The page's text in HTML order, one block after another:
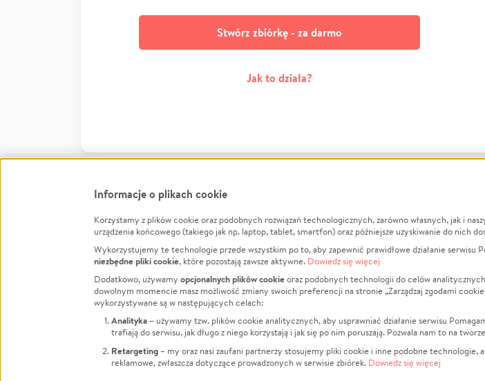
Stwórz zbiórkę - za darmo
Jak to działa?
FacebookTwitter Instagram
LinkedInTikTok Youtube
Informacje
Jak to działa?
Regulamin
Polityka Prywatności
Kontakt
Porównanie serwisów
Polityka plików cookie
O nas
Opinie
Raporty
Za darmo
Dla NGO
Fundacja
Informacje o plikach cookie
Korzystamy z plików cookie oraz podobnych rozwiązań technologicznych, zarówno własnych, jak i
urządzenia końcowego (takiego jak np. laptop, tablet, smartfon) oraz późniejsze uzyskiwanie do nich
Wykorzystujemy te technologie przede wszystkim po to, aby zapewnić prawidłowe działanie
niezbędne pliki cookie, które pozostają zawsze aktywne. Dowiedz się więcej
Dodatkowo, używamy opcjonalnych plików cookieoraz podobnych technologii do celów
dowolnym momencie masz możliwość zmiany swoich preferencji na stronie „Zarządzaj zgodami
wykorzystywane są w następujących celach:
Analityka – używamy tzw. plików cookie analitycznych, aby usprawniać działanie serwisu
trafiają do serwisu, jak długo z niego korzystają i jak się po nim poruszają. Pozwala nam to na
Retargeting – my oraz nasi zaufani partnerzy stosujemy pliki cookie i inne podobne
reklamowe, zwłaszcza dotyczące prowadzonych w serwisie zbiórek. Dowiedz się więcej